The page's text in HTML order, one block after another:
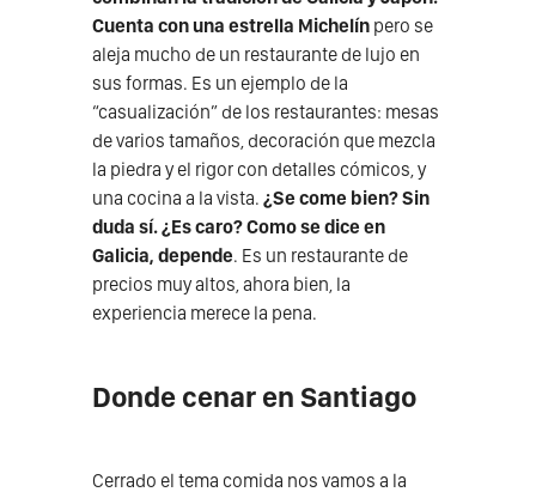
Cuenta con una estrella Michelínpero se
aleja mucho de un restaurante de lujo en
sus formas. Es un ejemplo de la
“casualización” de los restaurantes: mesas
de varios tamaños, decoración que mezcla
la piedra y el rigor con detalles cómicos, y
una cocina a la vista. ¿Se come bien? Sin
duda sí. ¿Es caro? Como se dice en
Galicia, depende. Es un restaurante de
precios muy altos, ahora bien, la
experiencia merece la pena.
Donde cenar en Santiago
Cerrado el tema comida nos vamos a la